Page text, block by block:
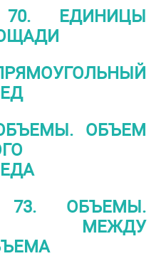
ЕДИНИЦЫ
ОБЪЕМ
ОБЪЕМЫ.
МЕЖДУ